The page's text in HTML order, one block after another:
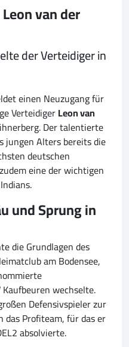
van der
der Verteidiger in
einen Neuzugang für
VerteidigerLeon van
Der talentierte
jungen Alters bereits die
deutschen
eine der wichtigen
und Sprung in
die Grundlagen des
am Bodensee,
wechselte.
Defensivspieler zur
Profiteam, für das er
absolvierte.